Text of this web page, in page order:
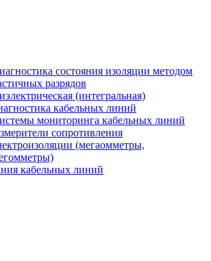
состояния изоляции методом
разрядов
(интегральная)
кабельных линий
мониторинга кабельных линий
сопротивления
(мегаомметры,
кабельных линий